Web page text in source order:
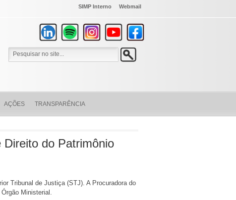
SIMP Interno Webmail
AÇÕES TRANSPARÊNCIA
do Patrimônio
Tribunal de Justiça (STJ). A Procuradora do
Ministerial.